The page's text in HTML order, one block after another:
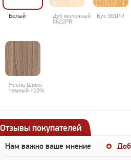
Белый
Дуб молочный
8622PR
Бук 381PR
Ясень Шимо
темный +10%
Отзывы покупателей
Нам важно ваше мнение